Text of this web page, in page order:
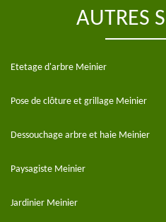
AUTRES
Etetage d'arbre Meinier
Pose de clôture et grillage Meinier
Dessouchage arbre et haie Meinier
Paysagiste Meinier
Jardinier Meinier